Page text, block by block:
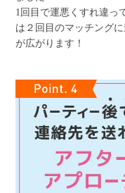
1回目で運悪くすれ違っ
は２回目のマッチング
が広がります！